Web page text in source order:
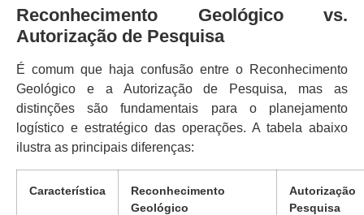
Reconhecimento Geológico vs.
Autorização de Pesquisa
É comum que haja confusão entre o Reconhecimento
Geológico e a Autorização de Pesquisa, mas as
distinções são fundamentais para o planejamento
logístico e estratégico das operações. A tabela abaixo
ilustra as principais diferenças:
Característica
Reconhecimento
Geológico
Pesquisa